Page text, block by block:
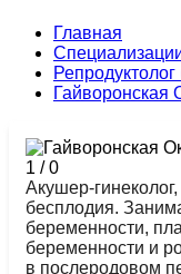
Главная
Гайворонская
1 /0
Акушер-
бесплодия.
беременности,
беременности и
в послеродовом